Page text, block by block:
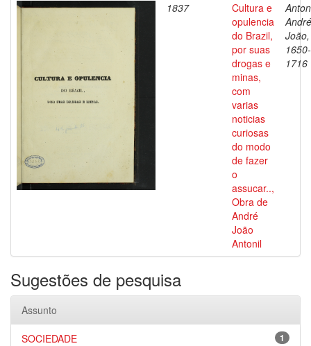
1837
Cultura e
opulencia
do Brazil,
por suas
drogas e
minas,
com
varias
noticias
curiosas
do modo
de fazer
o
assucar..,
Obra de
André
João
Antonil
André
João,
1650-
1716
Sugestões de pesquisa
Assunto
1
SOCIEDADE